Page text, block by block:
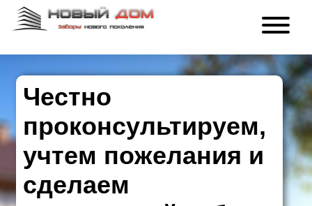
Честно
проконсультируем,
учтем пожелания и
сделаем